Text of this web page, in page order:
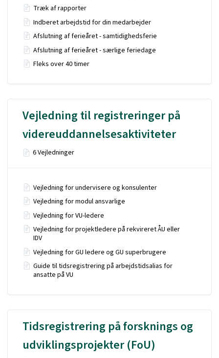
Træk af rapporter
Indberet arbejdstid for din medarbejder
Afslutning af ferieåret - samtidighedsferie
Afslutning af ferieåret - særlige feriedage
Fleks over 40 timer
Vejledning til registreringer på
videreuddannelsesaktiviteter
6 Vejledninger
Vejledning for undervisere og konsulenter
Vejledning for modul ansvarlige
Vejledning for VU-ledere
Vejledning for projektledere på rekvireret ÅU eller
IDV
Vejledning for GU ledere og GU superbrugere
Guide til tidsregistrering på arbejdstidsalias for
ansatte på VU
Tidsregistrering på forsknings og
udviklingsprojekter (FoU)